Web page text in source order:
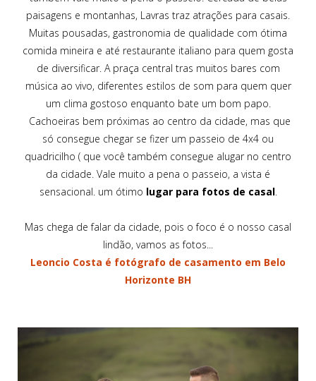
paisagens e montanhas, Lavras traz atrações para casais.
Muitas pousadas, gastronomia de qualidade com ótima
comida mineira e até restaurante italiano para quem gosta
de diversificar. A praça central tras muitos bares com
música ao vivo, diferentes estilos de som para quem quer
um clima gostoso enquanto bate um bom papo.
Cachoeiras bem próximas ao centro da cidade, mas que
só consegue chegar se fizer um passeio de 4x4 ou
quadricilho ( que você também consegue alugar no centro
da cidade. Vale muito a pena o passeio, a vista é
sensacional. um ótimo lugar para fotos de casal.
Mas chega de falar da cidade, pois o foco é o nosso casal
lindão, vamos as fotos...
Leoncio Costa é fotógrafo de casamento em Belo
Horizonte BH